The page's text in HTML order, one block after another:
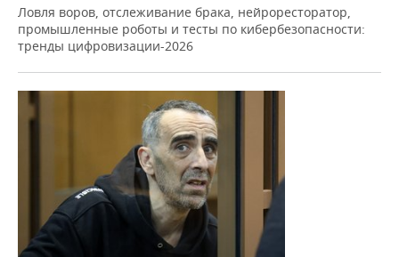
Ловля воров, отслеживание брака, нейроресторатор,
промышленные роботы и тесты по кибербезопасности:
тренды цифровизации-2026